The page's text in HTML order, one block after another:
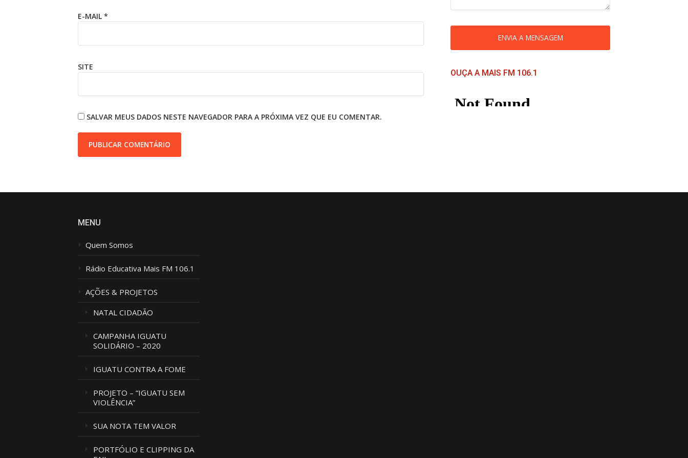
E-MAIL *
SITE
SALVAR MEUS DADOS NESTE NAVEGADOR PARA A PRÓXIMA VEZ QUE EU COMENTAR.
S
A
E
S
ENVIA A MENSAGEM
OUÇA A MAIS FM 106.1
MENU
Quem Somos
Rádio Educativa Mais FM 106.1
AÇÕES & PROJETOS
NATAL CIDADÃO
CAMPANHA IGUATU
SOLIDÁRIO – 2020
IGUATU CONTRA A FOME
PROJETO – “IGUATU SEM
VIOLÊNCIA”
SUA NOTA TEM VALOR
PORTFÓLIO E CLIPPING DA